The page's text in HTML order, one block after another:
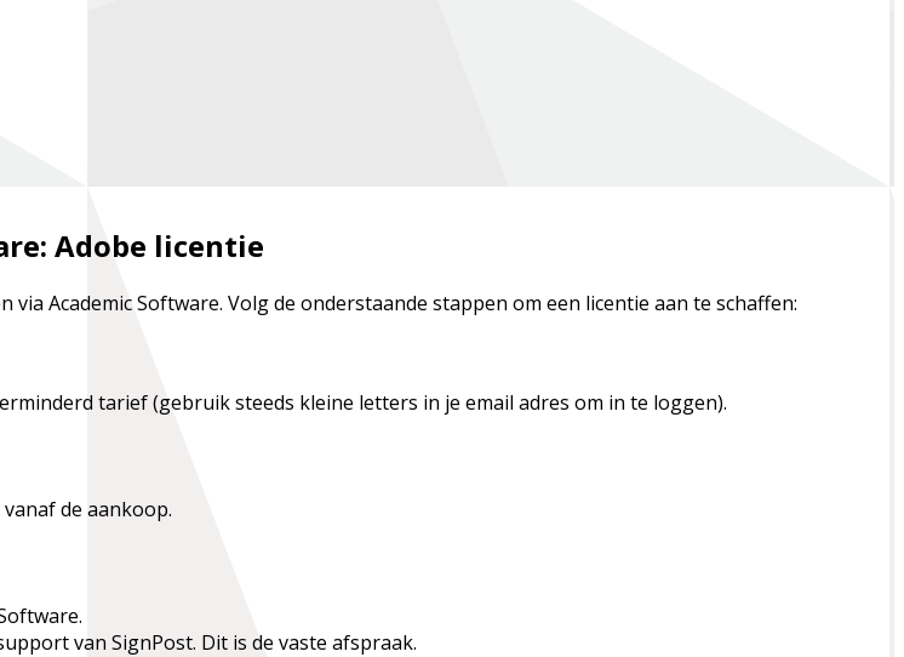
Adobe licentie
Academic Software. Volg de onderstaande stappen om een licentie aan te schaffen:
tarief (gebruik steeds kleine letters in je email adres om in te loggen).
de aankoop.
van SignPost. Dit is de vaste afspraak.